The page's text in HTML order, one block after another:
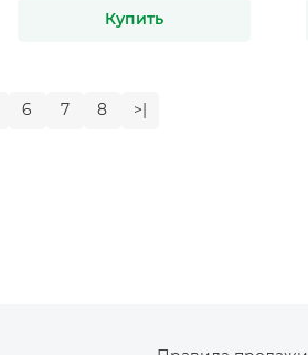
Купить
6 7 8 >|